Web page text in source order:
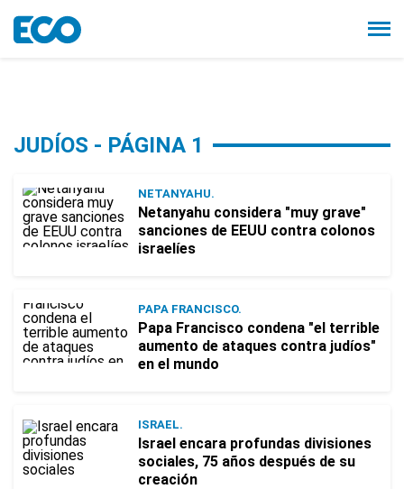
JUDÍOS - PÁGINA 1
NETANYAHU.
Netanyahu considera "muy grave"
sanciones de EEUU contra colonos
israelíes
PAPA FRANCISCO.
Papa Francisco condena "el terrible
aumento de ataques contra judíos"
en el mundo
ISRAEL.
Israel encara profundas divisiones
sociales, 75 años después de su
creación